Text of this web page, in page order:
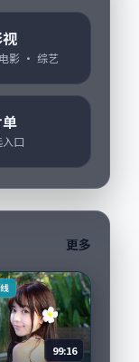
影 · 综艺
口
更多
99:16